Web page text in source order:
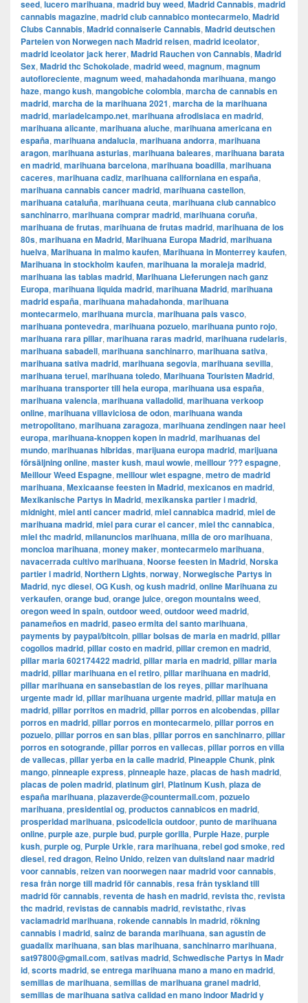
seed, lucero marihuana, madrid buy weed, Madrid Cannabis, madrid
cannabis magazine, madrid club cannabico montecarmelo, Madrid
Clubs Cannabis, Madrid connaiserie Cannabis, Madrid deutschen
Parteien von Norwegen nach Madrid reisen, madrid iceolator,
madrid iceolator jack herer, Madrid Rauchen von Cannabis, Madrid
Sex, Madrid thc Schokolade, madrid weed, magnum, magnum
autofloreciente, magnum weed, mahadahonda marihuana, mango
haze, mango kush, mangobiche colombia, marcha de cannabis en
madrid, marcha de la marihuana 2021, marcha de la marihuana
madrid, mariadelcampo.net, marihuana afrodisiaca en madrid,
marihuana alicante, marihuana aluche, marihuana americana en
españa, marihuana andalucia, marihuana andorra, marihuana
aragon, marihuana asturias, marihuana baleares, marihuana barata
en madrid, marihuana barcelona, marihuana boadilla, marihuana
caceres, marihuana cadiz, marihuana californiana en españa,
marihuana cannabis cancer madrid, marihuana castellon,
marihuana cataluña, marihuana ceuta, marihuana club cannabico
sanchinarro, marihuana comprar madrid, marihuana coruña,
marihuana de frutas, marihuana de frutas madrid, marihuana de los
80s, marihuana en Madrid, Marihuana Europa Madrid, marihuana
huelva, Marihuana in malmo kaufen, Marihuana in Monterrey kaufen,
Marihuana in stockholm kaufen, marihuana la moraleja madrid,
marihuana las tablas madrid, Marihuana Lieferungen nach ganz
Europa, marihuana liquida madrid, marihuana Madrid, marihuana
madrid españa, marihuana mahadahonda, marihuana
montecarmelo, marihuana murcia, marihuana pais vasco,
marihuana pontevedra, marihuana pozuelo, marihuana punto rojo,
marihuana rara pillar, marihuana raras madrid, marihuana rudelaris,
marihuana sabadell, marihuana sanchinarro, marihuana sativa,
marihuana sativa madrid, marihuana segovia, marihuana sevilla,
marihuana teruel, marihuana toledo, Marihuana Touristen Madrid,
marihuana transporter till hela europa, marihuana usa españa,
marihuana valencia, marihuana valladolid, marihuana verkoop
online, marihuana villaviciosa de odon, marihuana wanda
metropolitano, marihuana zaragoza, marihuana zendingen naar heel
europa, marihuana-knoppen kopen in madrid, marihuanas del
mundo, marihuanas hibridas, marijuana europa madrid, marijuana
försäljning online, master kush, maui wowie, meillour ??? espagne,
Meillour Weed Espagne, meillour wiet espagne, metro de madrid
marihuana, Mexicaanse feesten in Madrid, mexicanos en madrid,
Mexikanische Partys in Madrid, mexikanska partier i madrid,
midnight, miel anti cancer madrid, miel cannabica madrid, miel de
marihuana madrid, miel para curar el cancer, miel thc cannabica,
miel thc madrid, milanuncios marihuana, milla de oro marihuana,
moncloa marihuana, money maker, montecarmelo marihuana,
navacerrada cultivo marihuana, Noorse feesten in Madrid, Norska
partier i madrid, Northern Lights, norway, Norwegische Partys in
Madrid, nyc diesel, OG Kush, og kush madrid, online Marihuana zu
verkaufen, orange bud, orange juice, oregon mountains weed,
oregon weed in spain, outdoor weed, outdoor weed madrid,
panameños en madrid, paseo ermita del santo marihuana,
payments by paypal/bitcoin, pillar bolsas de maria en madrid, pillar
cogollos madrid, pillar costo en madrid, pillar cremon en madrid,
pillar maria 602174422 madrid, pillar maria en madrid, pillar maria
madrid, pillar marihuana en el retiro, pillar marihuana en madrid,
pillar marihuana en sansebastian de los reyes, pillar marihuana
urgente madr id, pillar marihuana urgente madrid, pillar matuja en
madrid, pillar porritos en madrid, pillar porros en alcobendas, pillar
porros en madrid, pillar porros en montecarmelo, pillar porros en
pozuelo, pillar porros en san blas, pillar porros en sanchinarro, pillar
porros en sotogrande, pillar porros en vallecas, pillar porros en villa
de vallecas, pillar yerba en la calle madrid, Pineapple Chunk, pink
mango, pinneaple express, pinneaple haze, placas de hash madrid,
placas de polen madrid, platinum girl, Platinum Kush, plaza de
españa marihuana, plazaverde@countermail.com, pozuelo
marihuana, presidential og, productos cannabicos en madrid,
prosperidad marihuana, psicodelicia outdoor, punto de marihuana
online, purple aze, purple bud, purple gorilla, Purple Haze, purple
kush, purple og, Purple Urkle, rara marihuana, rebel god smoke, red
diesel, red dragon, Reino Unido, reizen van duitsland naar madrid
voor cannabis, reizen van noorwegen naar madrid voor cannabis,
resa från norge till madrid för cannabis, resa från tyskland till
madrid för cannabis, reventa de hash en madrid, revista thc, revista
thc madrid, revistas de cannabis madrid, revistathc, rivas
vaciamadrid marihuana, rokende cannabis in madrid, rökning
cannabis i madrid, sainz de baranda marihuana, san agustin de
guadalix marihuana, san blas marihuana, sanchinarro marihuana,
sat97800@gmail.com, sativas madrid, Schwedische Partys in Madr
id, scorts madrid, se entrega marihuana mano a mano en madrid,
semillas de marihuana, semillas de marihuana granel madrid,
semillas de marihuana sativa calidad en mano indoor Madrid y